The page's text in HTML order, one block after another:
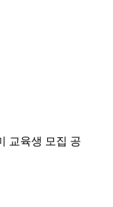
교육생 모집 공